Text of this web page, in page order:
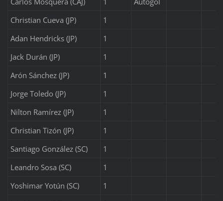
Christian Cueva (JP)
1
Adan Hendricks (JP)
1
Jack Durán (JP)
1
Arón Sánchez (JP)
1
Jorge Toledo (JP)
1
Nilton Ramírez (JP)
1
Christian Tizón (JP)
1
Santiago González (SC)
1
Leandro Sosa (SC)
1
Yoshimar Yotún (SC)
1